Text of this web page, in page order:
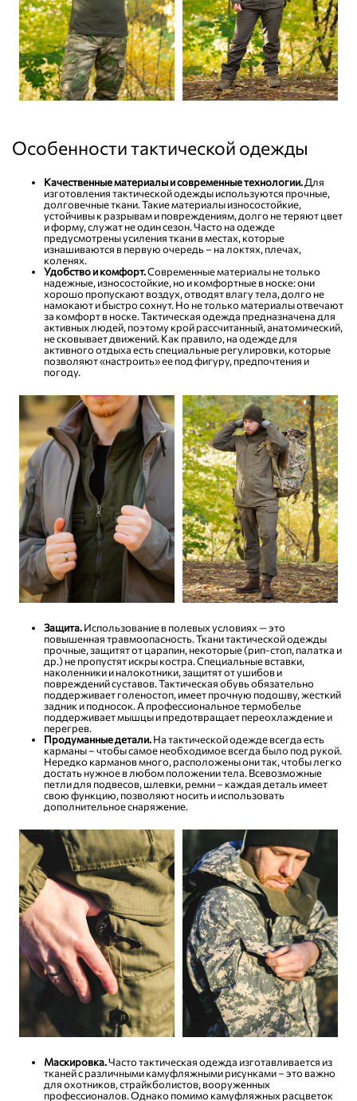
Особенности тактической одежды
Качественные материалы и современные технологии.Для
изготовления тактической одежды используются прочные,
долговечные ткани. Такие материалы износостойкие,
устойчивы к разрывам и повреждениям, долго не теряют цвет
и форму, служат не один сезон. Часто на одежде
предусмотрены усиления ткани в местах, которые
изнашиваются в первую очередь – на локтях, плечах,
коленях.
Удобство и комфорт.Современные материалы не только
надежные, износостойкие, но и комфортные в носке: они
хорошо пропускают воздух, отводят влагу тела, долго не
намокают и быстро сохнут. Но не только материалы отвечают
за комфорт в носке. Тактическая одежда предназначена для
активных людей, поэтому крой рассчитанный, анатомический,
не сковывает движений. Как правило, на одежде для
активного отдыха есть специальные регулировки, которые
позволяют «настроить» ее под фигуру, предпочтения и
погоду.
Защита.Использование в полевых условиях — это
повышенная травмоопасность. Ткани тактической одежды
прочные, защитят от царапин, некоторые (рип-стоп, палатка и
др.) не пропустят искры костра. Специальные вставки,
наколенники и налокотники, защитят от ушибов и
повреждений суставов. Тактическая обувь обязательно
поддерживает голеностоп, имеет прочную подошву, жесткий
задник и подносок. А профессиональное термобелье
поддерживает мышцы и предотвращает переохлаждение и
перегрев.
Продуманные детали.На тактической одежде всегда есть
карманы – чтобы самое необходимое всегда было под рукой.
Нередко карманов много, расположены они так, чтобы легко
достать нужное в любом положении тела. Всевозможные
петли для подвесов, шлевки, ремни – каждая деталь имеет
свою функцию, позволяют носить и использовать
дополнительное снаряжение.
Маскировка.Часто тактическая одежда изготавливается из
тканей с различными камуфляжными рисунками – это важно
для охотников, страйкболистов, вооруженных
профессионалов. Однако помимо камуфляжных расцветок